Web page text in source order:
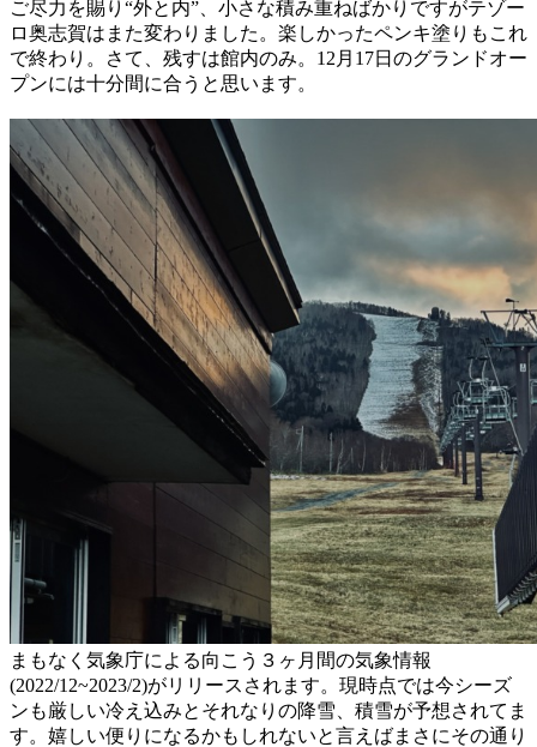
ご尽力を賜り“外と内”、小さな積み重ねばかりですがテゾー
ロ奥志賀はまた変わりました。楽しかったペンキ塗りもこれ
で終わり。さて、残すは館内のみ。12月17日のグランドオー
プンには十分間に合うと思います。
まもなく気象庁による向こう３ヶ月間の気象情報
(2022/12~2023/2)がリリースされます。現時点では今シーズ
ンも厳しい冷え込みとそれなりの降雪、積雪が予想されてま
す。嬉しい便りになるかもしれないと言えばまさにその通り